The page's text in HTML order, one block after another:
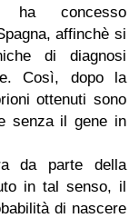
ha concesso
affinchè si
di diagnosi
Così, dopo la
ottenuti sono
senza il gene in
da parte della
in tal senso, il
di nascere